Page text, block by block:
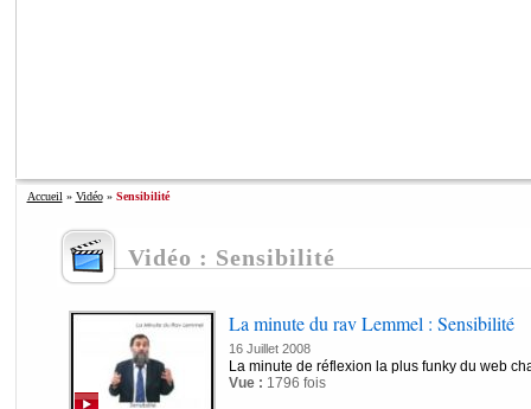
Accueil » Vidéo» Sensibilité
Vidéo : Sensibilité
La minute du rav Lemmel : Sensibilité
16 Juillet 2008
La minute de réflexion la plus funky du web
Vue : 1796 fois